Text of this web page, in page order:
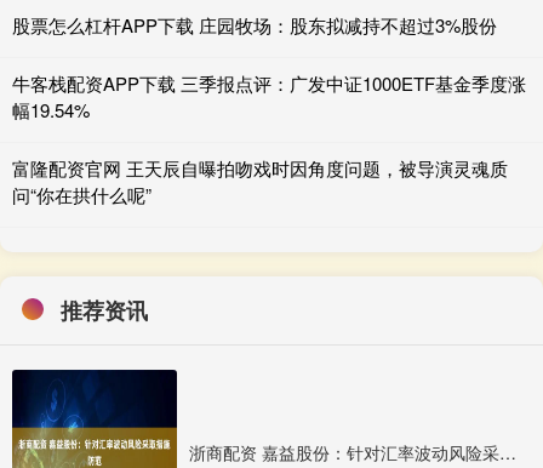
股票怎么杠杆APP下载 庄园牧场：股东拟减持不超过3%股份
牛客栈配资APP下载 三季报点评：广发中证1000ETF基金季度涨
幅19.54%
富隆配资官网 王天辰自曝拍吻戏时因角度问题，被导演灵魂质
问“你在拱什么呢”
推荐资讯
浙商配资 嘉益股份：针对汇率波动风险采取措施防范